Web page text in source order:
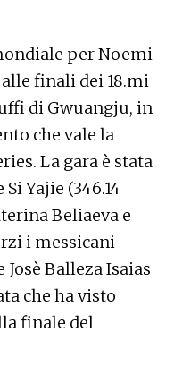
per Noemi
finali dei 18.mi
di Gwuangju, in
che vale la
La gara è stata
Yajie (346.14
Beliaeva e
i messicani
Josè Balleza Isaias
che ha visto
finale del